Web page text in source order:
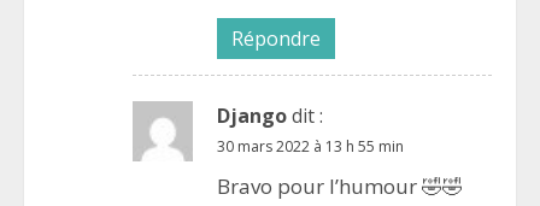
Répondre
Djangodit :
30 mars 2022 à 13 h 55 min
Bravo pour l’humour 🤣🤣